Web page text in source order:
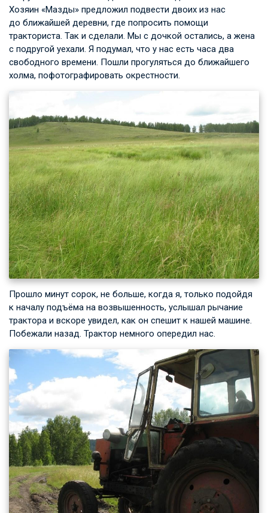
Хозяин «Мазды» предложил подвести двоих из нас
до ближайшей деревни, где попросить помощи
тракториста. Так и сделали. Мы с дочкой остались, а жена
с подругой уехали. Я подумал, что у нас есть часа два
свободного времени. Пошли прогуляться до ближайшего
холма, пофотографировать окрестности.
Прошло минут сорок, не больше, когда я, только подойдя
к началу подъёма на возвышенность, услышал рычание
трактора и вскоре увидел, как он спешит к нашей машине.
Побежали назад. Трактор немного опередил нас.